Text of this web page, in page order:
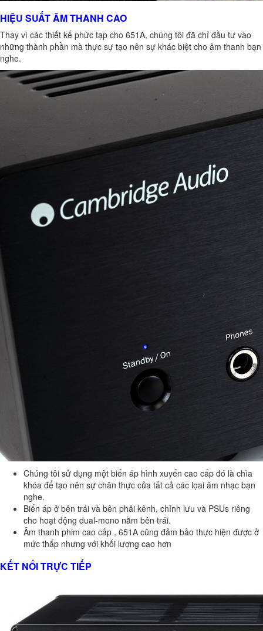
HIỆU SUẤT ÂM THANH CAO
Thay vì các thiết kế phức tạp cho 651A, chúng tôi đã chỉ đầu tư vào
những thành phần mà thực sự tạo nên sự khác biệt cho âm thanh bạn
nghe.
Chúng tôi sử dụng một biến áp hình xuyến cao cấp đó là chìa
khóa để tạo nên sự chân thực của tất cả các lọai âm nhạc bạn
nghe.
Biến áp ở bên trái và bên phải kênh, chỉnh lưu và PSUs riêng
cho hoạt động dual-mono nằm bên trái.
Âm thanh phim cao cấp , 651A cũng đảm bảo thực hiện được ở
mức thấp nhưng với khối lượng cao hơn
KẾT NỐI TRỰC TIẾP